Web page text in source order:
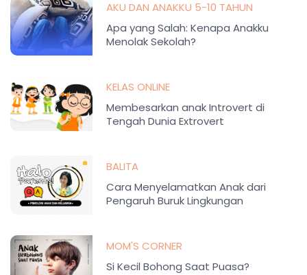
AKU DAN ANAKKU 5-10 TAHUN
Apa yang Salah: Kenapa Anakku
Menolak Sekolah?
KELAS ONLINE
Membesarkan anak Introvert di
Tengah Dunia Extrovert
BALITA
Cara Menyelamatkan Anak dari
Pengaruh Buruk Lingkungan
MOM'S CORNER
Si Kecil Bohong Saat Puasa?